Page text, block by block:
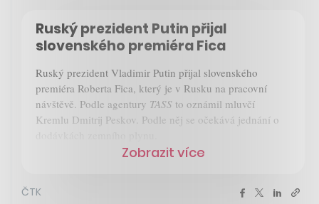
Ruský prezident Putin přijal
slovenského premiéra Fica
Ruský prezident Vladimir Putin přijal slovenského
premiéra Roberta Fica, který je v Rusku na pracovní
návštěvě. Podle agentury TASS to oznámil mluvčí
Kremlu Dmitrij Peskov. Podle něj se očekává jednání o
Zobrazit více
ČTK